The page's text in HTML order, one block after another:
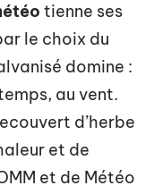
tienne ses
le choix du
domine :
au vent.
d’herbe
et de
et de Météo